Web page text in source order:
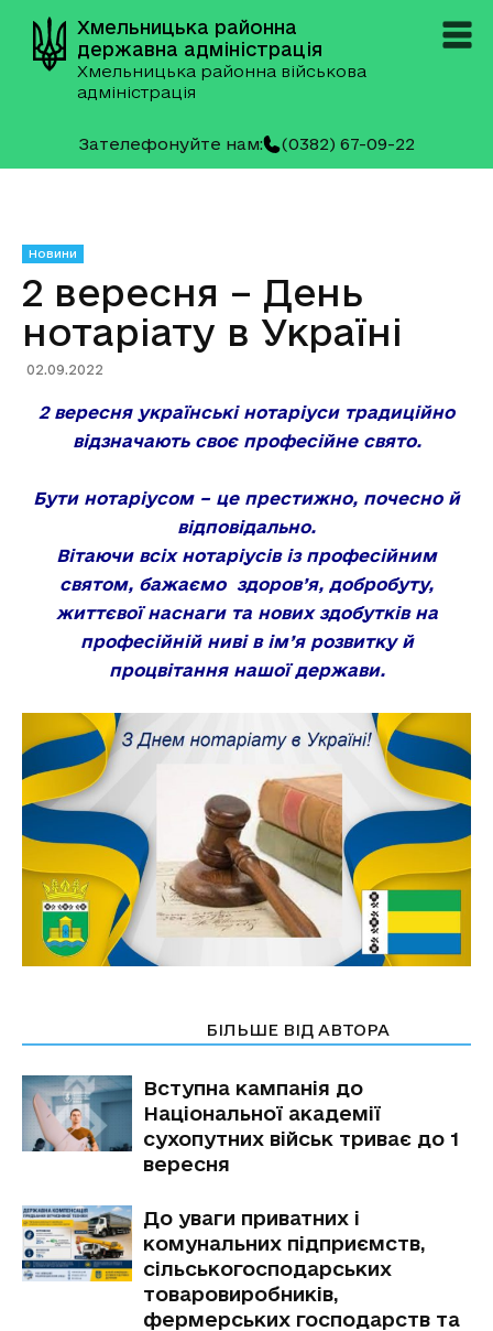
Хмельницька районна
державна адміністрація
Хмельницька районна військова
адміністрація
Зателефонуйте нам: (0382) 67-09-22
Новини
2 вересня – День
нотаріату в Україні
02.09.2022
2 вересня українські нотаріуси традиційно
відзначають своє професійне свято.
Бути нотаріусом – це престижно, почесно й
відповідально.
Вітаючи всіх нотаріусів із професійним
святом, бажаємо здоров’я, добробуту,
життєвої наснаги та нових здобутків на
професійній ниві в ім’я розвитку й
процвітання нашої держави.
БІЛЬШЕ ВІД АВТОРА
Вступна кампанія до
Національної академії
сухопутних військ триває до 1
вересня
До уваги приватних і
комунальних підприємств,
сільськогосподарських
товаровиробників,
фермерських господарств та